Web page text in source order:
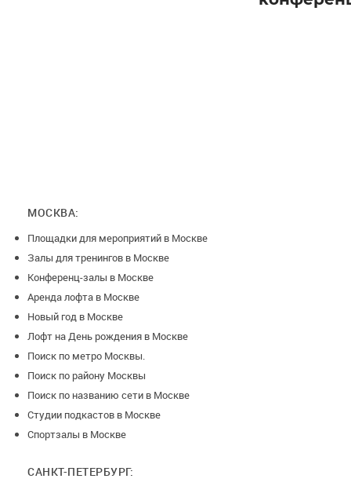
МОСКВА:
Площадки для мероприятий в Москве
Залы для тренингов в Москве
Конференц-залы в Москве
Аренда лофта в Москве
Новый год в Москве
Лофт на День рождения в Москве
Поиск по метро Москвы.
Поиск по району Москвы
Поиск по названию сети в Москве
Студии подкастов в Москве
Спортзалы в Москве
САНКТ-ПЕТЕРБУРГ: